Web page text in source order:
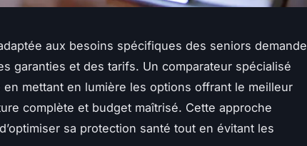
aux besoins spécifiques des seniors demande
garanties et des tarifs. Un comparateur spécialisé
mettant en lumière les options offrant le meilleur
complète et budget maîtrisé. Cette approche
sa protection santé tout en évitant les